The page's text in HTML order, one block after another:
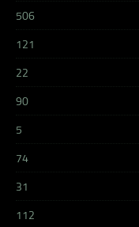
506
121
22
90
5
74
31
112